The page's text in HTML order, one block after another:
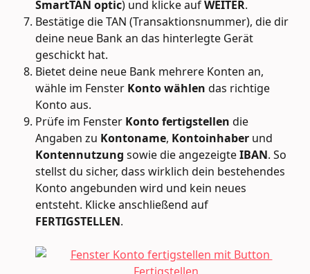
SmartTAN optic) und klicke auf WEITER.
Bestätige die TAN (Transaktionsnummer), die dir
deine neue Bank an das hinterlegte Gerät
geschickt hat.
Bietet deine neue Bank mehrere Konten an,
wähle im Fenster Konto wählen das richtige
Konto aus.
Prüfe im Fenster Konto fertigstellen die
Angaben zu Kontoname, Kontoinhaber und
Kontennutzung sowie die angezeigte IBAN. So
stellst du sicher, dass wirklich dein bestehendes
Konto angebunden wird und kein neues
entsteht. Klicke anschließend auf
FERTIGSTELLEN.